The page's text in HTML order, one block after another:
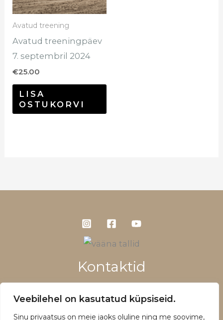
Veebilehel on kasutatud küpsiseid.
Sinu privaatsus on meie jaoks oluline ning me soovime,
Avatud treening
Avatud treeningpäev
7. septembril 2024
€25.00
LISA
OSTUKORVI
Kontaktid
+372 5660 1028